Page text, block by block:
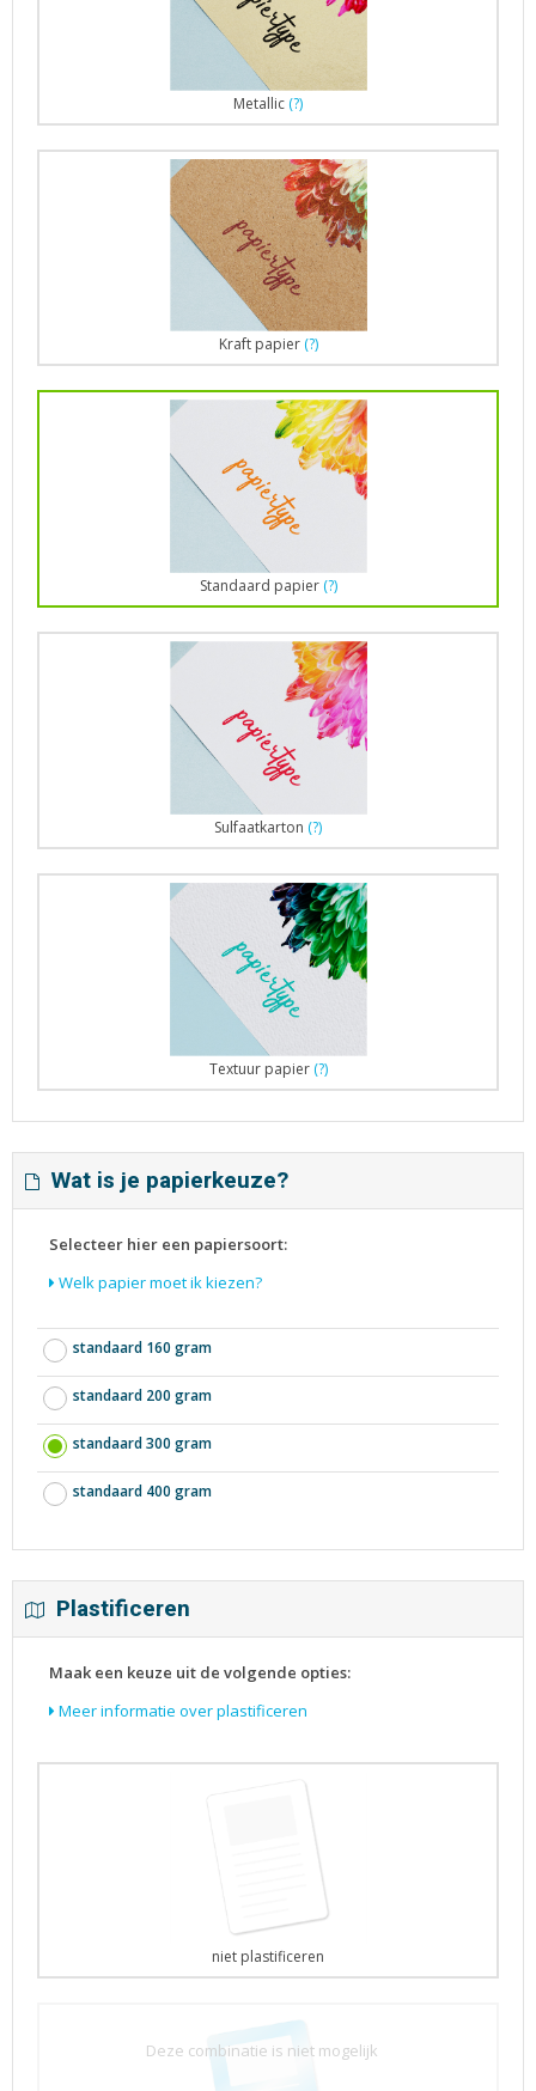
Metallic (?)
Kraft papier (?)
Standaard papier (?)
Sulfaatkarton (?)
Textuur papier (?)
Wat is je papierkeuze?
Selecteer hier een papiersoort:
Welk papier moet ik kiezen?
standaard 160 gram
standaard 200 gram
standaard 300 gram
standaard 400 gram
Plastificeren
Maak een keuze uit de volgende opties:
Meer informatie over plastificeren
niet plastificeren
Deze combinatie is niet mogelijk